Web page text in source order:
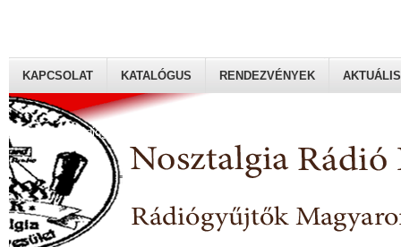
Rádiógyűjtők Magyaroszági Klubja
KAPCSOLAT KATALÓGUS RENDEZVÉNYEK AKTUÁLIS